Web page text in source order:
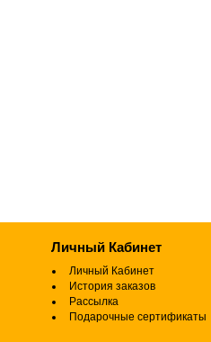
Личный Кабинет
Личный Кабинет
История заказов
Рассылка
Подарочные сертификаты